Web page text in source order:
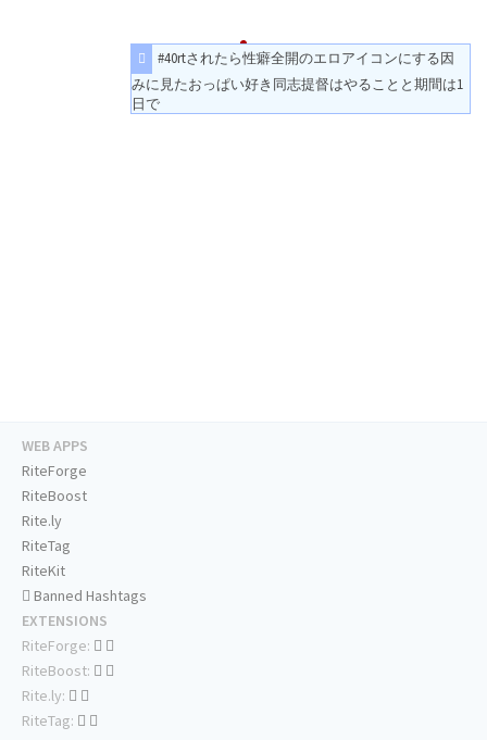
#40rtされたら性癖全開のエロアイコンにする因
みに見たおっぱい好き同志提督はやることと期間は1
日で
WEB APPS
RiteForge
RiteBoost
Rite.ly
RiteTag
RiteKit
Banned Hashtags
EXTENSIONS
RiteForge:
RiteBoost:
Rite.ly:
RiteTag: